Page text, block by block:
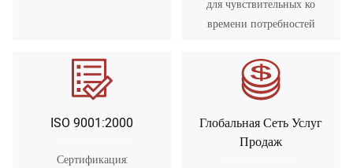
для чувствительных ко
времени потребностей
ISO 9001:2000
Сертификация:
Глобальная Сеть Услуг
Продаж